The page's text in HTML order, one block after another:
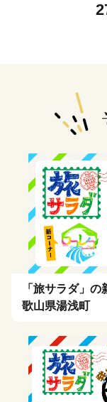
「旅サラダ」
歌山県湯浅町